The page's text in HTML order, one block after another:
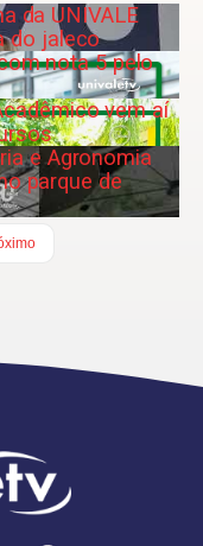
da UNIVALE
do jaleco
nota 5 pelo
vem aí
e Agronomia
parque de